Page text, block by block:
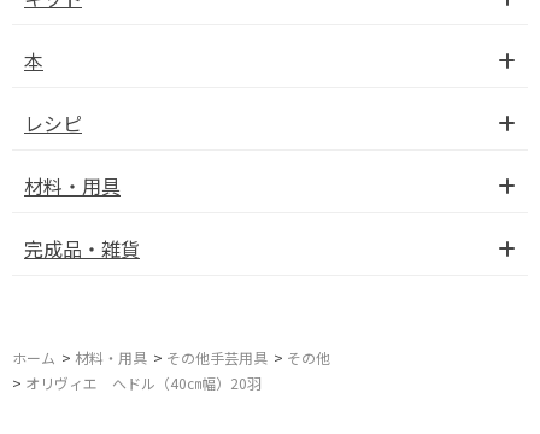
本
レシピ
材料・用具
完成品・雑貨
ホーム > 材料・用具 > その他手芸用具 > その他
> オリヴィエ へドル（40㎝幅）20羽